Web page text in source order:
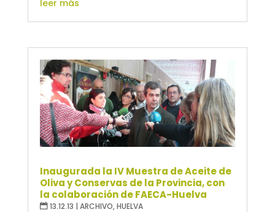
leer más
Inaugurada la IV Muestra de Aceite de
Oliva y Conservas de la Provincia, con
la colaboración de FAECA-Huelva
13.12.13 | ARCHIVO,HUELVA